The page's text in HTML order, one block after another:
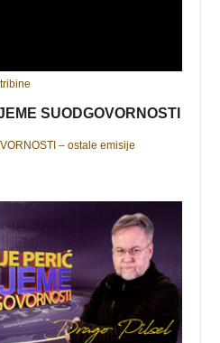
SUODGOVORNOSTI
– ostale emisije